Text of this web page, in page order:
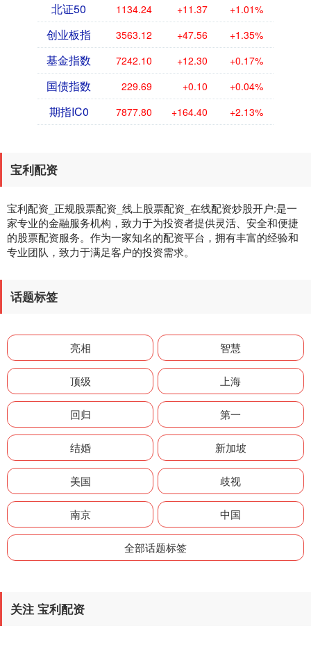
北证50 1134.24 +11.37 +1.01%
创业板指 3563.12 +47.56 +1.35%
基金指数 7242.10 +12.30 +0.17%
国债指数 229.69 +0.10 +0.04%
期指IC0 7877.80 +164.40 +2.13%
宝利配资
宝利配资_正规股票配资_线上股票配资_在线配资炒股开户:是一
家专业的金融服务机构，致力于为投资者提供灵活、安全和便捷
的股票配资服务。作为一家知名的配资平台，拥有丰富的经验和
专业团队，致力于满足客户的投资需求。
话题标签
亮相 智慧
顶级 上海
回归 第一
结婚 新加坡
美国 歧视
南京 中国
全部话题标签
关注 宝利配资